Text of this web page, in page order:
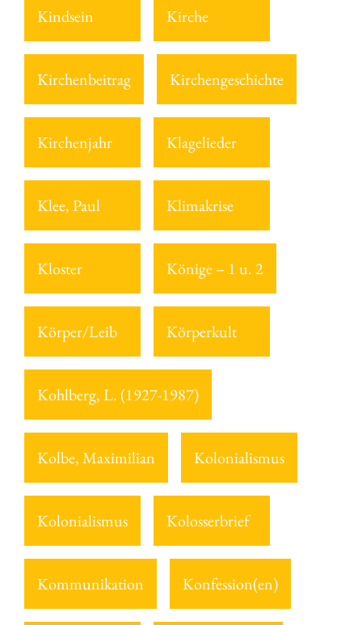
Kindsein Kirche
Kirchenbeitrag Kirchengeschichte
Kirchenjahr Klagelieder
Klee, Paul Klimakrise
Kloster Könige – 1 u. 2
Körper/Leib Körperkult
Kohlberg, L. (1927-1987)
Kolbe, Maximilian Kolonialismus
Kolonialismus Kolosserbrief
Kommunikation Konfession(en)